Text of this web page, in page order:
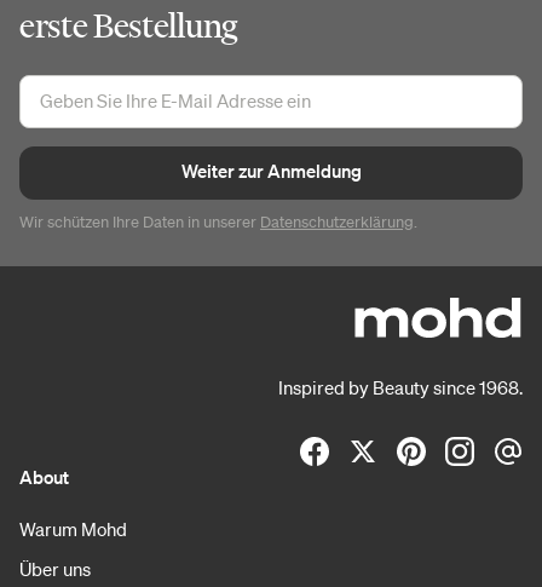
erste Bestellung
Weiter zur Anmeldung
Wir schützen Ihre Daten in unserer Datenschutzerklärung.
Inspired by Beauty since 1968.
About
Warum Mohd
Über uns